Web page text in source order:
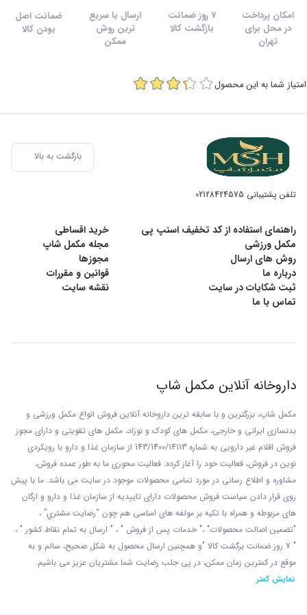
امکان پرداخت
در محل برای
تهران
7 روز ضمانت
بازگشت کالا
ارسال با سریع
ترین روش
ممکن
ضمانت اصل
بودن کالا
امتیاز شما به این محصول
بازگشت به بالا
تلفن پشتیبانی 02128424575
راهنمای استفاده از کد تخفیف اسنپ پی
خرید اقساطی
مکمل ورزشی
مجله مکمل شاپ
روش های ارسال
مجوزها
درباره ما
قوانین و مقررات
ثبت شکایات در سایت
نقشه سایت
تماس با ما
داروخانه آنلاین مکمل شاپ
مکمل شاپ، بزرگترین و با سابقه ترین داروخانه آنلاین فروش انواع مکمل ورزشی و
بدنسازی ایرانی و خارجی، مکمل های کودک و نوزاد، مکمل های تقویتی و دارای مجوز
فروش اقلام غیر دارویی به شماره 143/1400/14113 از
سازمان غذا و دارو با رويکردی
نوين در فروش، فعاليت خود را آغاز کرده. فعاليت محوری ما به طور عمده فروش،
مشاوره و اطلاع رسانی در مورد تمامی محصولات موجود در سایت می باشد. ما با پيش
روی قرار دادن سياست فروش محصولات دارای تاييديه از سازمان غذا و دارو و ارگان
های مربوطه و همراه با تکيه بر مولفه های اساسی هم چون “رضايت مشتري” ،
"تضمين اصالت محصولات" ،" خدمات پس از فروش " ، " ارسال به تمام نقاط کشور " ،
" 7 روز ضمانت برگشت کالا "و همچنين ارسال محصول به شکل صحيح، سالم و به
موقع در کمترين زمان ممکن، در پی جلب رضايت شما مشتريان عزیز می باشيم.
نمایش کمتر